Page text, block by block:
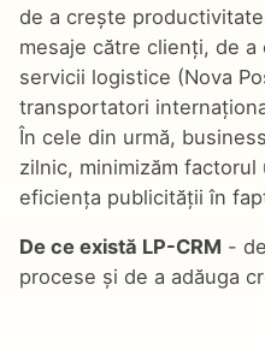
de a crește
mesaje către clienți, de
servicii logistice (Nova
transportatori
În cele din urmă,
zilnic, minimizăm factorul
eficiența publicității în
De ce există LP-CRM -
procese și de a adăuga